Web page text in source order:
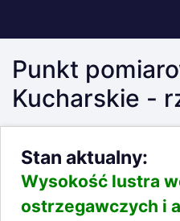
Punkt
Kucharskie -
Stan aktualny:
Wysokość lustra
ostrzegawczych i